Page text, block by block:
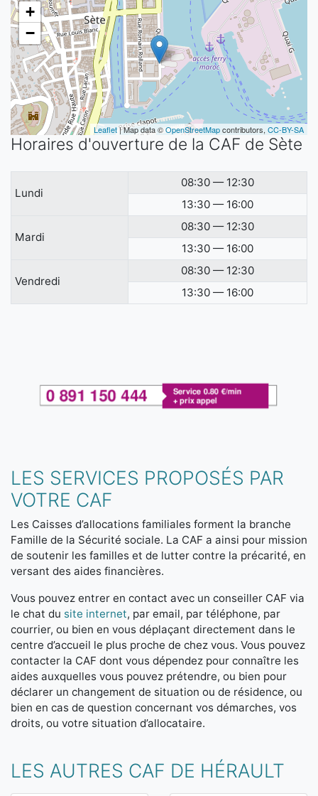
+
−
Leaflet| Map data ©OpenStreetMapcontributors, CC-BY-SA
Horaires d'ouverture de la CAF de Sète
Lundi
08:30 — 12:30
13:30 — 16:00
Mardi
08:30 — 12:30
13:30 — 16:00
Vendredi
08:30 — 12:30
13:30 — 16:00
LES SERVICES PROPOSÉS PAR
VOTRE CAF
Les Caisses d’allocations familiales forment la branche
Famille de la Sécurité sociale. La CAF a ainsi pour mission
de soutenir les familles et de lutter contre la précarité, en
versant des aides financières.
Vous pouvez entrer en contact avec un conseiller CAF via
le chat du site internet, par email, par téléphone, par
courrier, ou bien en vous déplaçant directement dans le
centre d’accueil le plus proche de chez vous. Vous pouvez
contacter la CAF dont vous dépendez pour connaître les
aides auxquelles vous pouvez prétendre, ou bien pour
déclarer un changement de situation ou de résidence, ou
bien en cas de question concernant vos démarches, vos
droits, ou votre situation d’allocataire.
LES AUTRES CAF DE HÉRAULT